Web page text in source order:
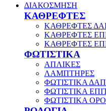
ΔΙΑΚΟΣΜΗΣΗ
ΚΑΘΡΕΦΤΕΣ
ΚΑΘΡΕΦΤΕΣ
ΚΑΘΡΕΦΤΕΣ
ΚΑΘΡΕΦΤΕΣ
ΦΩΤΙΣΤΙΚΑ
ΑΠΛΙΚΕΣ
ΛΑΜΠΤΗΡΕΣ
ΦΩΤΙΣΤΙΚΑ
ΦΩΤΙΣΤΙΚΑ
ΦΩΤΙΣΤΙΚΑ